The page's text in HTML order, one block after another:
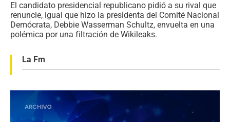
El candidato presidencial republicano pidió a su rival que
renuncie, igual que hizo la presidenta del Comité Nacional
Demócrata, Debbie Wasserman Schultz, envuelta en una
polémica por una filtración de Wikileaks.
La Fm